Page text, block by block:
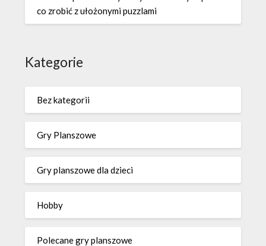
co zrobić z ułożonymi puzzlami
Kategorie
Bez kategorii
Gry Planszowe
Gry planszowe dla dzieci
Hobby
Polecane gry planszowe